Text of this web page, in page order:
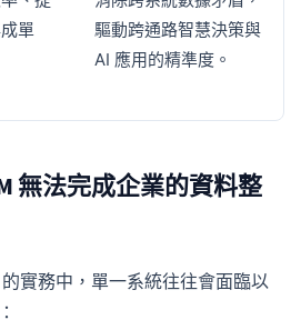
單
驅動跨通路智慧決策與
AI 應用的精準度。
無法完成企業的資料整
的實務中，單一系統往往會面臨以